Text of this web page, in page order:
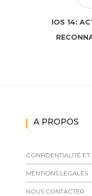
IOS 14:
A PROPOS
CONFIDENTIALITÉ ET
MENTIONS LÉGALES
NOUS CONTACTER